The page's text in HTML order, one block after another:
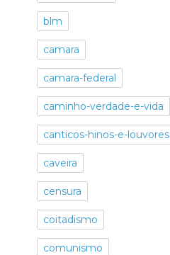
blm
camara
camara-federal
caminho-verdade-e-vida
canticos-hinos-e-louvores
caveira
censura
coitadismo
comunismo